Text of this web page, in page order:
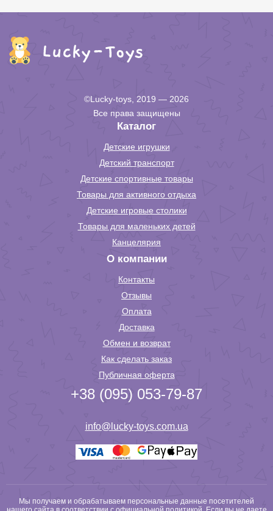
©Lucky-toys, 2019 — 2026
Все права защищены
Каталог
Детские игрушки
Детский транспорт
Детские спортивные товары
Товары для активного отдыха
Детские игровые столики
Товары для маленьких детей
Канцелярия
О компании
Контакты
Отзывы
Оплата
Доставка
Обмен и возврат
Как сделать заказ
Публичная оферта
+38 (095) 053-79-87
info@lucky-toys.com.ua
Мы получаем и обрабатываем персональные данные посетителей